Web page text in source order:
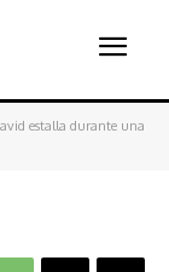
estalla durante una